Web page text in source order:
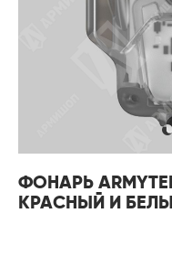
ФОНАРЬ
КРАСНЫЙ И